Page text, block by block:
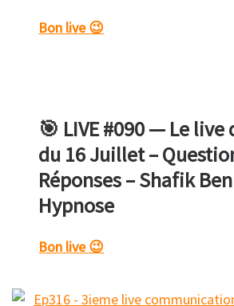
Bon live 😉
🎯 LIVE #090 — Le live
du 16 Juillet –
Réponses – Shafik
Hypnose
Bon live 😉